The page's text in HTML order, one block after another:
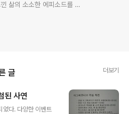
삶의 소소한 에피소드를 전
인생수업
글 더보기
된 사연
다. 다양한 이벤트